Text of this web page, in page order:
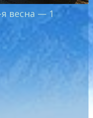
я весна — 1